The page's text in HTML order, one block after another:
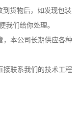
到货物后，如发现包装
我们给你处理。
，本公司长期供应各种
接联系我们的技术工程